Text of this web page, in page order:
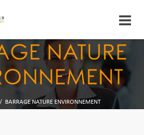
NATURE
/ BARRAGE NATURE ENVIRONNEMENT